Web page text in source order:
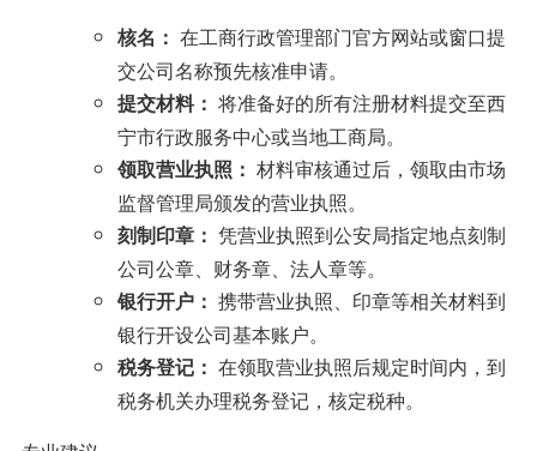
核名： 在工商行政管理部门官方网站或窗口提
交公司名称预先核准申请。
提交材料： 将准备好的所有注册材料提交至西
宁市行政服务中心或当地工商局。
领取营业执照： 材料审核通过后，领取由市场
监督管理局颁发的营业执照。
刻制印章： 凭营业执照到公安局指定地点刻制
公司公章、财务章、法人章等。
银行开户： 携带营业执照、印章等相关材料到
银行开设公司基本账户。
税务登记： 在领取营业执照后规定时间内，到
税务机关办理税务登记，核定税种。